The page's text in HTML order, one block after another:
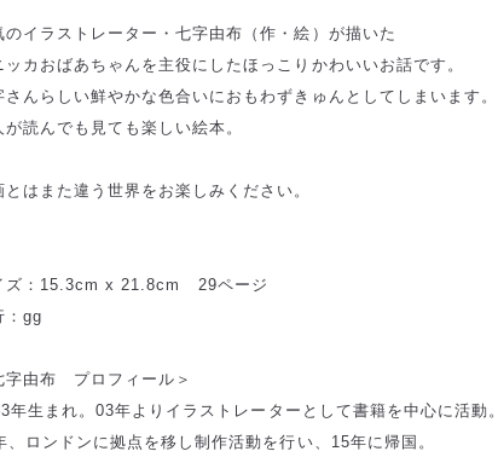
のイラストレーター・七字由布（作・絵）が描いた
ッカおばあちゃんを主役にしたほっこりかわいいお話です。
さんらしい鮮やかな色合いにおもわずきゅんとしてしまいます。
が読んでも見ても楽しい絵本。
とはまた違う世界をお楽しみください。
ズ：15.3cm x 21.8cm 29ページ
：gg
字由布 プロフィール＞
年生まれ。03年よりイラストレーターとして書籍を中心に活動。
、ロンドンに拠点を移し制作活動を行い、15年に帰国。